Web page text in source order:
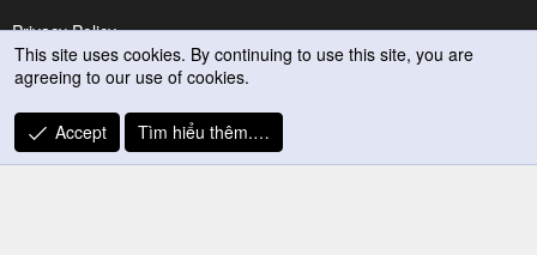
Privacy Policy
Trợ giúp
R
S
This site uses cookies. By continuing to use this site, you are
agreeing to our use of cookies.
Accept Tìm hiểu thêm.…